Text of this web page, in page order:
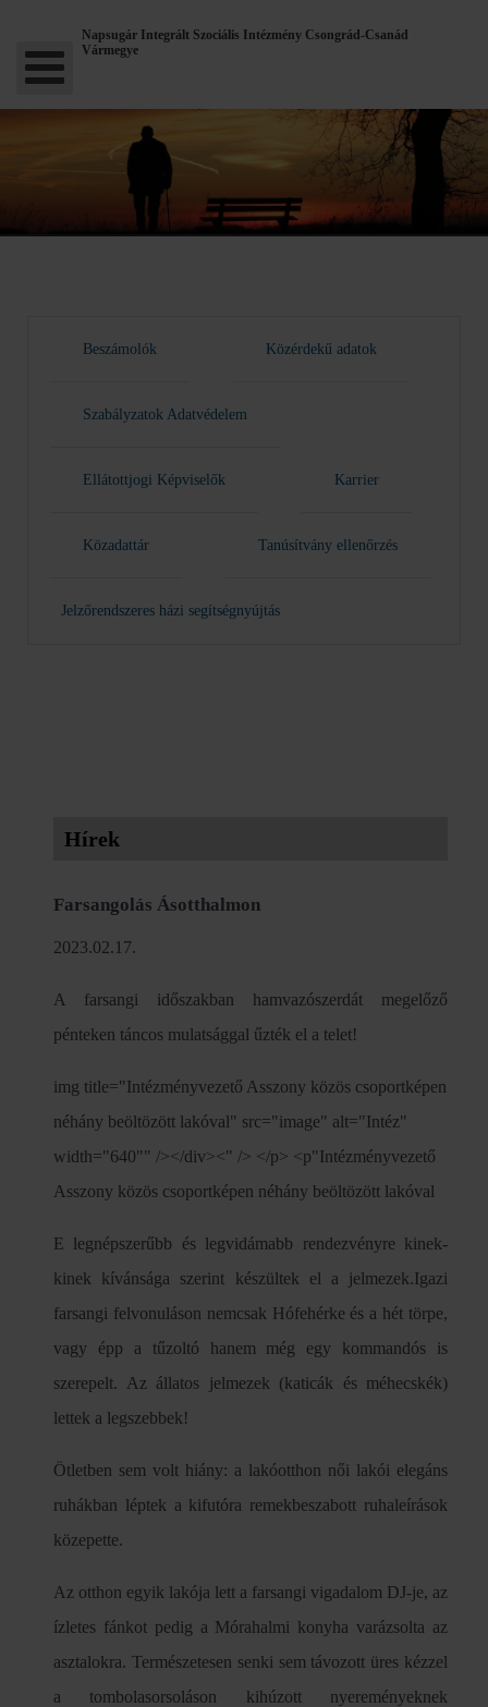
Napsugár Integrált Szociális Intézmény Csongrád-Csanád
Vármegye
Beszámolók Közérdekű adatok
Szabályzatok Adatvédelem
Ellátottjogi Képviselők Karrier
Közadattár Tanúsítvány ellenőrzés
Jelzőrendszeres házi segítségnyújtás
Hírek
Farsangolás Ásotthalmon
2023.02.17.
A farsangi időszakban hamvazószerdát megelőző
pénteken táncos mulatsággal űzték el a telet!
img title="Intézményvezető Asszony közös csoportképen
néhány beöltözött lakóval" src="image" alt="Intéz"
width="640"" /></div><" /> </p> <p"Intézményvezető
Asszony közös csoportképen néhány beöltözött lakóval
E legnépszerűbb és legvidámabb rendezvényre kinek-
kinek kívánsága szerint készültek el a jelmezek.Igazi
farsangi felvonuláson nemcsak Hófehérke és a hét törpe,
vagy épp a tűzoltó hanem még egy kommandós is
szerepelt. Az állatos jelmezek (katicák és méhecskék)
lettek a legszebbek!
Ötletben sem volt hiány: a lakóotthon női lakói elegáns
ruhákban léptek a kifutóra remekbeszabott ruhaleírások
közepette.
Az otthon egyik lakója lett a farsangi vigadalom DJ-je, az
ízletes fánkot pedig a Mórahalmi konyha varázsolta az
asztalokra. Természetesen senki sem távozott üres kézzel
a tombolasorsoláson kihúzott nyereményeknek